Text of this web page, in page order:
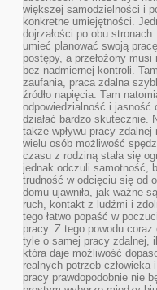
większej samodzielności i
konkretne umiejętności.
dojrzałości po obu
umieć planować swoją
postępy, a przełożony
bez nadmiernej kontroli.
zaufania, praca zdalna
źródło napięcia. Tam
odpowiedzialność i jasność
działać bardzo skutecznie.
także wpływu pracy
wielu osób możliwość
czasu z rodziną stała się
jednak odczuli samotność,
trudność w odcięciu się od
domu ujawniła, jak ważne
ruch, kontakt z ludźmi i
tego łatwo popaść w
pracy. Z tego powodu
tyle o samej pracy zdalnej,
która daje możliwość
realnych potrzeb człowieka
pracy prawdopodobnie nie